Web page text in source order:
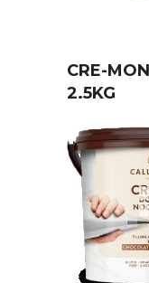
CRE-
2.5KG